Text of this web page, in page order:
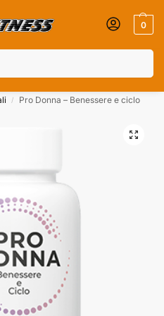
0
nel Carrello!
/ Pro Donna – Benessere e ciclo